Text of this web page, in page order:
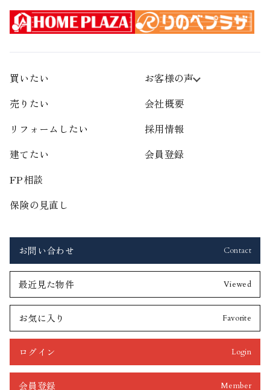
買いたい
売りたい
リフォームしたい
建てたい
FP相談
保険の見直し
お客様の声
会社概要
採用情報
会員登録
お問い合わせ Contact
最近見た物件 Viewed
お気に入り Favorite
ログイン Login
会員登録 Member